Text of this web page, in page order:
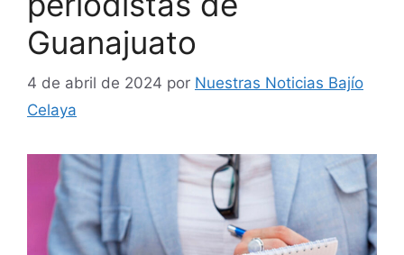
Guanajuato
4 de abril de 2024 por Nuestras Noticias Bajío
Celaya